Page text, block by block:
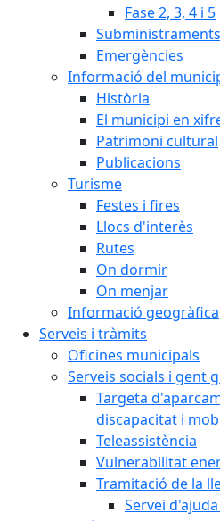
Fase 2, 3, 4 i 5
Subministraments
Emergències
Informació del
Història
El municipi en
Patrimoni cultural
Publicacions
Turisme
Festes i fires
Llocs d'interès
Rutes
On dormir
On menjar
Informació geogràfica
Serveis i tràmits
Oficines municipals
Serveis socials i gent
Targeta
discapacitat i
Teleassistència
Vulnerabilitat
Tramitació de la
Servei